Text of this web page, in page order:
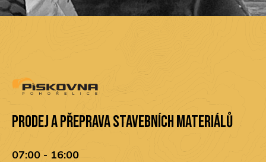
Prodej a přeprava stavebních materiálů
07:00 - 16:00